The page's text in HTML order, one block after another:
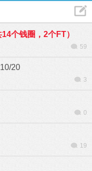
个钱圈，2个FT）
59
20
3
0
19